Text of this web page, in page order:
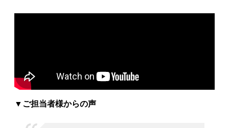
▼ご担当者様からの声